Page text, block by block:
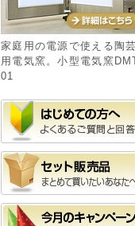
家庭用の電源で使える陶芸
用電気窯。小型電気窯
01